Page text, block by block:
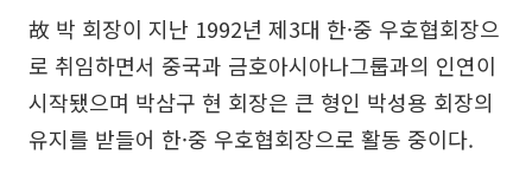
故 박 회장이 지난 1992년 제3대 한·중 우호협회장으
로 취임하면서 중국과 금호아시아나그룹과의 인연이
시작됐으며 박삼구 현 회장은 큰 형인 박성용 회장의
유지를 받들어 한·중 우호협회장으로 활동 중이다.